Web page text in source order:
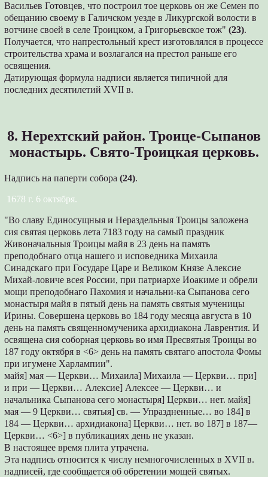
Васильев Готовцев, что построил тое церковь он же Семен по
обещанию своему в Галичском уезде в Ликургской волости в
вотчине своей в селе Троицком, а Григорьевское тож"(23).
Получается, что напрестольный крест изготовлялся в процессе
строительства храма и возлагался на престол раньше его
освящения.
Датирующая формула надписи является типичной для
последних десятилетий XVII в.
8. Нерехтский район. Троице-Сыпанов
монастырь. Свято-Троицкая церковь.
Надпись на паперти собора(24).
1678 г. 6 октября.
"Во славу Единосущныя и Нераздельныя Троицы заложена
сия святая церковь лета 7183 году на самый праздник
Живоначальныя Троицы майя в 23 день на память
преподобнаго отца нашего и исповедника Михаила
Синадскаго при Государе Царе и Великом Князе Алексие
Михай-ловиче всея России, при патриархе Иоакиме и обрели
мощи преподобнаго Пахомия и начальни-ка Сыпанова сего
монастыря майя в пятый день на память святыя мученицы
Ирины. Совершена церковь во 184 году месяца августа в 10
день на память священномученика архидиакона Лаврентия. И
освящена сия соборная церковь во имя Пресвятыя Троицы во
187 году октября в <6> день на память святаго апостола Фомы
при игумене Харлампии".
майя] мая — Церкви… Михаила] Михаила — Церкви… при]
и при — Церкви… Алексие] Алексее — Церкви… и
начальника Сыпанова сего монастыря] Церкви… нет. майя]
мая — 9 Церкви… святыя] св. — Упраздненные… во 184] в
184 — Церкви… архидиакона] Церкви… нет. во 187] в 187—
Церкви… <6>] в публикациях день не указан.
В настоящее время плита утрачена.
Эта надпись относится к числу немногочисленных в XVII в.
надписей, где сообщается об обретении мощей святых.